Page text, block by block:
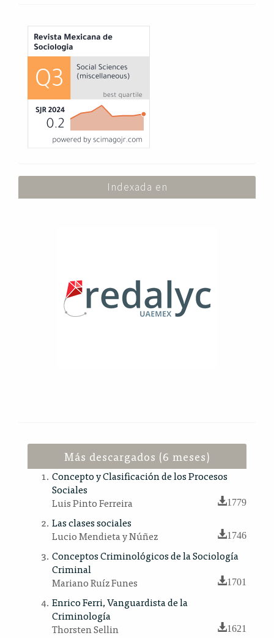
Index
Indexada en
Más descargados (6 meses)
Concepto y Clasificación de los Procesos
Sociales
Luis Pinto Ferreira
1779
Las clases sociales
Lucio Mendieta y Núñez
1746
Conceptos Criminológicos de la Sociología
Criminal
Mariano Ruíz Funes
1701
Enrico Ferri, Vanguardista de la
Criminología
Thorsten Sellin
1621